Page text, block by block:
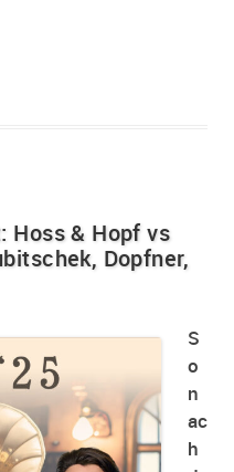
Hoss & Hopf vs
Dopfner,
S
o
n
ac
h